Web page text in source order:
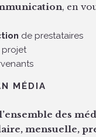
, en
de prestataires
projet
MÉDIA
des
mensuelle,